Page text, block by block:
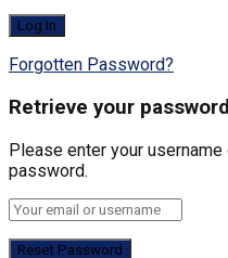
Forgotten Password?
Retrieve your password
Please enter your
password.